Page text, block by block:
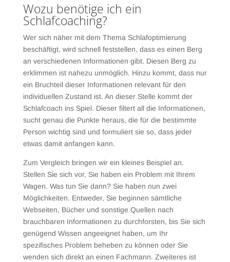
Wozu benötige ich ein
Schlafcoaching?
Wer sich näher mit dem Thema Schlafoptimierung
beschäftigt, wird schnell feststellen, dass es einen Berg
an verschiedenen Informationen gibt. Diesen Berg zu
erklimmen ist nahezu unmöglich. Hinzu kommt, dass nur
ein Bruchteil dieser Informationen relevant für den
individuellen Zustand ist. An dieser Stelle kommt der
Schlafcoach ins Spiel. Dieser filtert all die Informationen,
sucht genau die Punkte heraus, die für die bestimmte
Person wichtig sind und formuliert sie so, dass jeder
etwas damit anfangen kann.
Zum Vergleich bringen wir ein kleines Beispiel an.
Stellen Sie sich vor, Sie haben ein Problem mit Ihrem
Wagen. Was tun Sie dann? Sie haben nun zwei
Möglichkeiten. Entweder, Sie beginnen sämtliche
Webseiten, Bücher und sonstige Quellen nach
brauchbaren Informationen zu durchforsten, bis Sie sich
genügend Wissen angeeignet haben, um Ihr
spezifisches Problem beheben zu können oder Sie
wenden sich direkt an einen Fachmann. Zweiteres ist